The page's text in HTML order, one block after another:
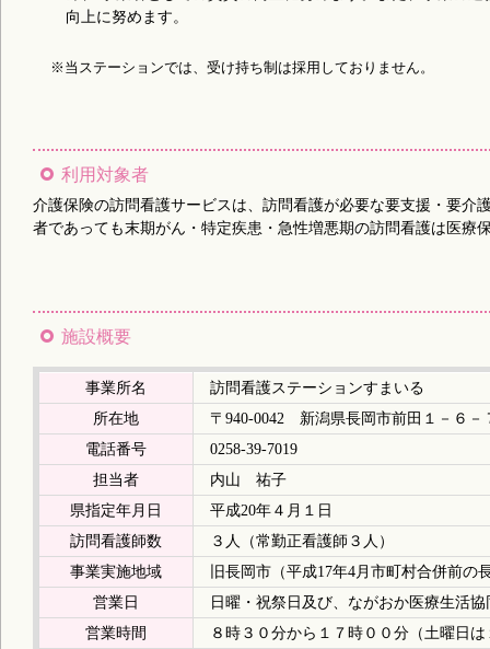
向上に努めます。
※当ステーションでは、受け持ち制は採用しておりません。
利用対象者
介護保険の訪問看護サービスは、訪問看護が必要な要支援・要介
者であっても末期がん・特定疾患・急性増悪期の訪問看護は医療
施設概要
事業所名
訪問看護ステーションすまいる
所在地
〒940-0042 新潟県長岡市前田１－６－
電話番号
0258-39-7019
担当者
内山 祐子
県指定年月日
平成20年４月１日
訪問看護師数
３人（常勤正看護師３人）
事業実施地域
旧長岡市（平成17年4月市町村合併前の
営業日
日曜・祝祭日及び、ながおか医療生活
営業時間
８時３０分から１７時００分（土曜日